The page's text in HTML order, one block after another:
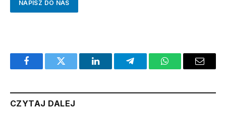
NAPISZ DO NAS
FacebookTwitter LinkedInTelegramWhatsAppEmail
CZYTAJ DALEJ